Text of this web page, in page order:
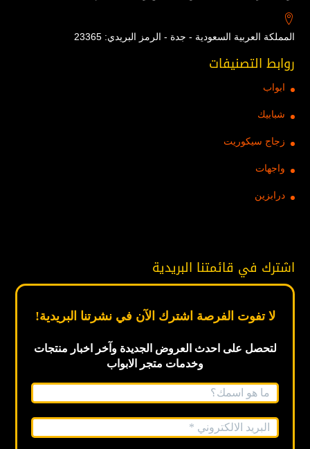
المملكة العربية السعودية - جدة - الرمز البريدي: 23365
روابط التصنيفات
ابواب
شبابيك
زجاج سيكوريت
واجهات
درابزين
اشترك في قائمتنا البريدية
لا تفوت الفرصة اشترك الآن في نشرتنا البريدية!
لتحصل على احدث العروض الجديدةوآخر اخبار منتجات
وخدمات متجر الابواب